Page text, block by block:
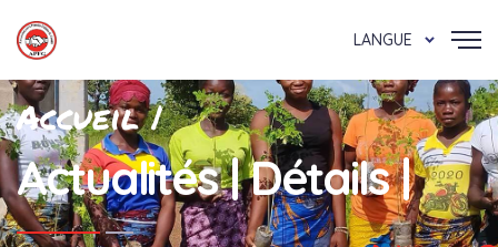
LANGUE
Accueil |
Actualités | Détails |